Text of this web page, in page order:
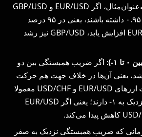
حرکت می‌کنند. به‌عنوان‌مثال، اگر EUR/USD و GBP/USD
ضریب همبستگی ۰.۹۵ داشته باشند، یعنی در ۹۵ درصد
مواقع، اگر EUR/USD افزایش یابد، GBP/USD نیز رشد
۰ تا ۱-) : اگر ضریب همبستگی بین دو
یعنی آن‌ها در خلاف جهت هم حرکت
می‌کنند. مثلاً جفت ارزهای EUR/USD و USD/CHF معمولا
همبستگی منفی نزدیک به ۱- دارند؛ یعنی اگر EUR/USD
که ضریب همبستگی نزدیک به صفر